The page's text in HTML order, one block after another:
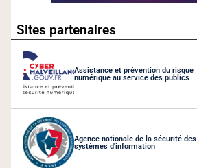
Sites partenaires
Assistance et prévention du risque
numérique au service des publics
Agence nationale de la sécurité des
systèmes d'information